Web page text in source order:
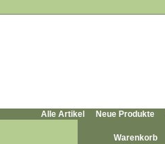
Alle Artikel Neue Produkte
Warenkorb